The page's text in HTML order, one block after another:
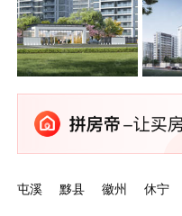
屯溪 黟县 徽州 休宁